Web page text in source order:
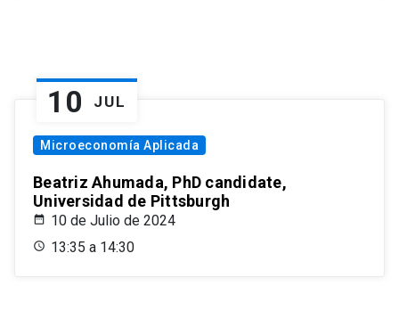
10 JUL
Microeconomía Aplicada
Beatriz Ahumada, PhD candidate,
Universidad de Pittsburgh
10 de Julio de 2024
13:35 a 14:30